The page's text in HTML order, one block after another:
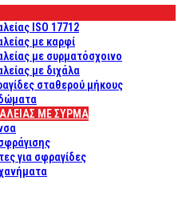
ISO 17712
με καρφί
με συρματόσχοινο
με διχάλα
σταθερού μήκους
ΜΕ ΣΎΡΜΑ
για σφραγίδες